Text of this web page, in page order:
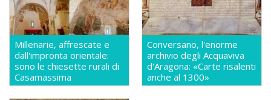
Millenarie, affrescate e
dall'impronta orientale:
sono le chiesette rurali di
Casamassima
Conversano, l'enorme
archivio degli Acquaviva
d'Aragona: «Carte risalenti
anche al 1300»